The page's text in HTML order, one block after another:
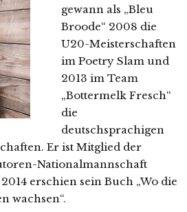
gewann als „Bleu
Broode“ 2008 die
U20-Meisterschaften
im Poetry Slam und
2013 im Team
„Bottermelk Fresch“
die
deutschsprachigen
Er ist Mitglied der
Nationalmannschaft
erschien sein Buch „Wo die
wachsen“.